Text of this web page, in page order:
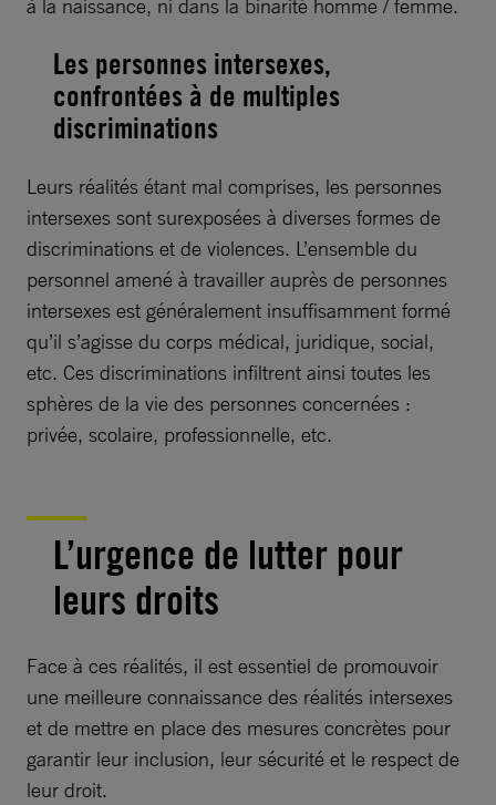
à la naissance, ni dans la binarité homme / femme.
Les personnes intersexes,
confrontées à de multiples
discriminations
Leurs réalités étant mal comprises, les personnes
intersexes sont surexposées à diverses formes de
discriminations et de violences. L’ensemble du
personnel amené à travailler auprès de personnes
intersexes est généralement insuffisamment formé
qu’il s’agisse du corps médical, juridique, social,
etc. Ces discriminations infiltrent ainsi toutes les
sphères de la vie des personnes concernées :
privée, scolaire, professionnelle, etc.
L’urgence de lutter pour
leurs droits
Face à ces réalités, il est essentiel de promouvoir
une meilleure connaissance des réalités intersexes
et de mettre en place des mesures concrètes pour
garantir leur inclusion, leur sécurité et le respect de
leur droit.